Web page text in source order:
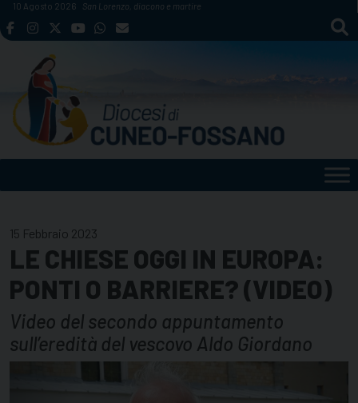
Skip
to
10 Agosto 2026 San Lorenzo, diacono e martire
15 Febbraio 2023
LE CHIESE OGGI IN EUROPA:
PONTI O BARRIERE? (VIDEO)
Video del secondo appuntamento
sull’eredità del vescovo Aldo Giordano